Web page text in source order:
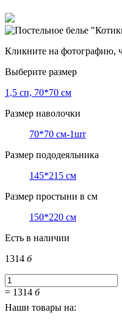
Кликните на фотографию,
Выберите размер
1,5 сп, 70*70 см
Размер наволочки
70*70 см-1шт
Размер пододеяльника
145*215 см
Размер простыни в см
150*220 см
Есть в наличии
1314 б
= 1314 б
Наши товары на: